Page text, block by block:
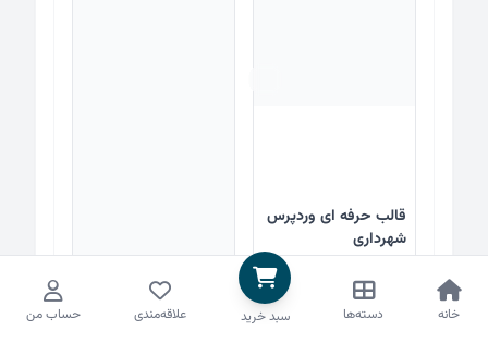
قالب حرفه ای وردپرس
شهرداری
خانه دسته‌ها سبد خرید علاقه‌مندی حساب من